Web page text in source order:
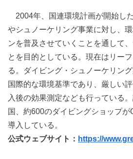
2004年、国連環境計画が開始し
やシュノーケリング事業に対し、
ンを普及させていくことを通して
とを目的としている。現在はリー
る。ダイビング・シュノーケリン
国際的な環境基準であり、厳しい
入後の効果測定なども行っている
国、約600のダイビングショップ
導入している。
公式ウェブサイト： https://